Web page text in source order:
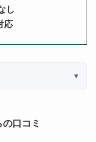
し
応
口コミ